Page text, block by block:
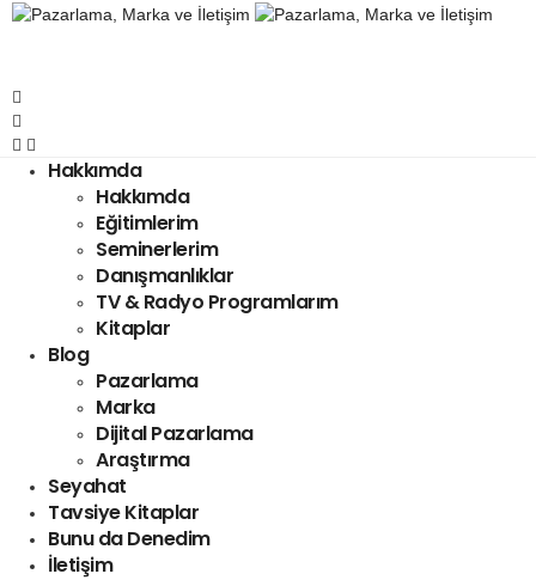
Hakkımda
Hakkımda
Eğitimlerim
Seminerlerim
Danışmanlıklar
TV & Radyo Programlarım
Kitaplar
Blog
Pazarlama
Marka
Dijital Pazarlama
Araştırma
Seyahat
Tavsiye Kitaplar
Bunu da Denedim
İletişim